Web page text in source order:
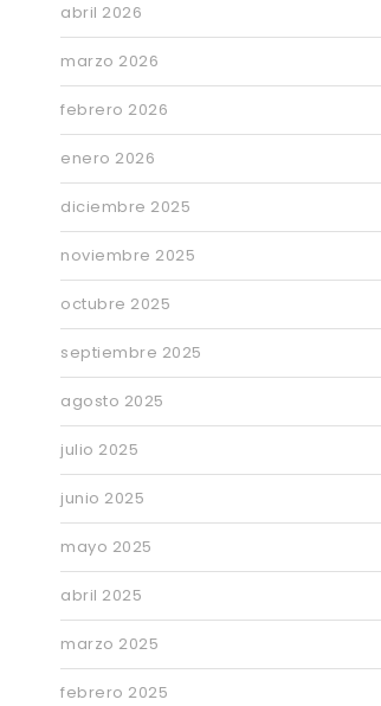
abril 2026
marzo 2026
febrero 2026
enero 2026
diciembre 2025
noviembre 2025
octubre 2025
septiembre 2025
agosto 2025
julio 2025
junio 2025
mayo 2025
abril 2025
marzo 2025
febrero 2025